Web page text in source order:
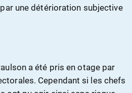
une détérioration subjective
a été pris en otage par
Cependant si les chefs